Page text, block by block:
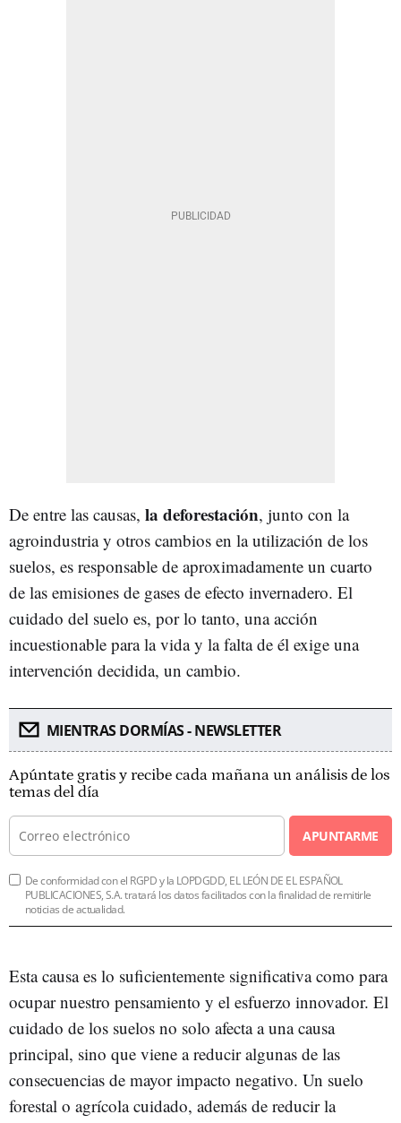
De entre las causas, la deforestación, junto con la
agroindustria y otros cambios en la utilización de los
suelos, es responsable de aproximadamente un cuarto
de las emisiones de gases de efecto invernadero. El
cuidado del suelo es, por lo tanto, una acción
incuestionable para la vida y la falta de él exige una
intervención decidida, un cambio.
MIENTRAS DORMÍAS - NEWSLETTER
Apúntate gratis y recibe cada mañana un análisis de los
temas del día
APUNTARME
De conformidad con el RGPD y la LOPDGDD, EL LEÓN DE EL ESPAÑOL
PUBLICACIONES, S.A. tratará los datos facilitados con la finalidad de remitirle
noticias de actualidad.
Esta causa es lo suficientemente significativa como para
ocupar nuestro pensamiento y el esfuerzo innovador. El
cuidado de los suelos no solo afecta a una causa
principal, sino que viene a reducir algunas de las
consecuencias de mayor impacto negativo. Un suelo
forestal o agrícola cuidado, además de reducir la